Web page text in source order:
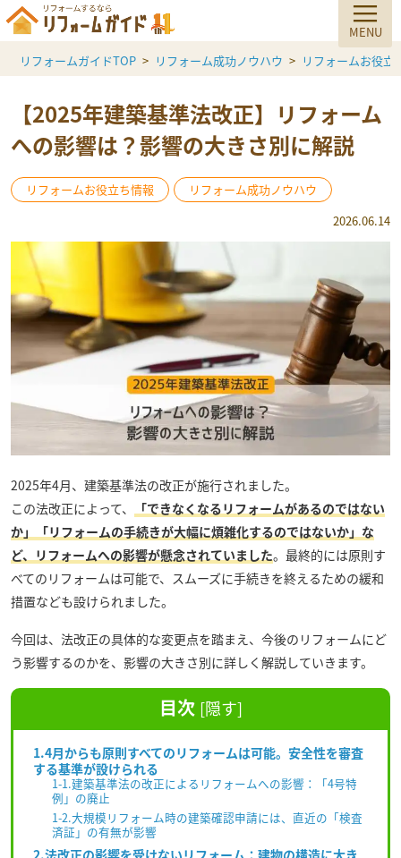
リフォームガイドTOP リフォーム成功ノウハウ リフォームお役立
【2025年建築基準法改正】リフォーム
への影響は？影響の大きさ別に解説
リフォームお役立ち情報
リフォーム成功ノウハウ
2026.06.14
2025年4月、建築基準法の改正が施行されました。
この法改正によって、
「できなくなるリフォームがあるのではない
か」「リフォームの手続きが大幅に煩雑化するのではないか」な
ど、リフォームへの影響が懸念されていました。最終的には原則す
べてのリフォームは可能で、スムーズに手続きを終えるための緩和
措置なども設けられました。
今回は、法改正の具体的な変更点を踏まえ、今後のリフォームにど
う影響するのかを、影響の大きさ別に詳しく解説していきます。
目次 [隠す]
1.4月からも原則すべてのリフォームは可能。安全性を審査
する基準が設けられる
1-1.建築基準法の改正によるリフォームへの影響：「4号特
例」の廃止
1-2.大規模リフォーム時の建築確認申請には、直近の「検査
済証」の有無が影響
2.法改正の影響を受けないリフォーム：建物の構造に大き